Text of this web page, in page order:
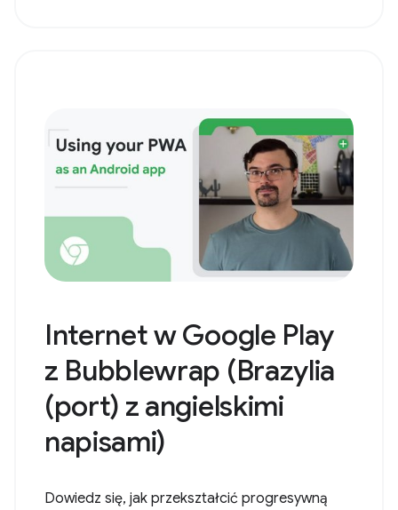
Internet w Google Play
z Bubblewrap (Brazylia
(port) z angielskimi
napisami)
Dowiedz się, jak przekształcić progresywną